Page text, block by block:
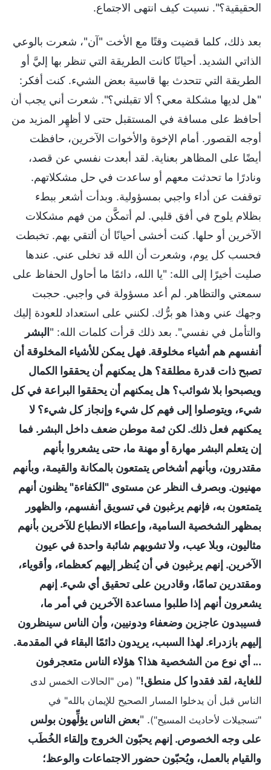
الحقيقية؟". نسيت كيف انتهى الاجتماع.
بعد ذلك، كلما قضيت وقتًا مع الأخت "آن"، شعرت بالوعي
الذاتي الشديد. أحيانًا كانت الطريقة التي تنظر بها إليَّ أو
الطريقة التي تتحدث بها قاسية بعض الشيء. كنت أفكر:
"هل لديها مشكلة معي؟ ألا تقبلني؟". شعرت أني يجب أن
أحافظ على مسافة في المستقبل حتى لا أظهِر المزيد من
أوجه القصور. أمام الإخوة والأخوات الآخرين، حافظت
أيضًا على المظاهر بعناية. لقد أبعدت نفسي عن قصد،
ونادرًا ما تحدثت معهم أو ساعدت في حل مشكلاتهم.
توقفت عن أداء واجبي بمسؤولية. وبدأت أشعر ببطء
بظلام يلوح في أفق قلبي. لم أتمكَّن من فهم مشكلات
الآخرين أو حلها. كنت أخشى أحيانًا أن ألتقي بهم. تخبطت
فحسب كل يوم، وشعرت أن الله قد تخلى عني. عندها
صليت أخيرًا إلى الله: "يا الله، دائمًا ما أحاول الحفاظ على
سمعتي والتظاهر. لم أعد مسؤولة في واجبي. حجبت
وجهك عني وهذا هو برُّك. لكنني على استعداد للعودة إليك
والتأمل في نفسي". بعد ذلك قرأت كلمات الله: "البشر
أنفسهم هم أشياء مخلوقة. فهل يمكن للأشياء المخلوقة أن
تصبح ذات قدرة مطلقة؟ هل يمكنهم أن يحققوا الكمال
ويصبحوا بلا شوائب؟ هل يمكنهم أن يحققوا البراعة في كل
شيء، ويتوصلوا إلى فهم كل شيء وإنجاز كل شيء؟ لا
يمكنهم فعل ذلك. لكن ثمة موطن ضعف داخل البشر. فما
إن يتعلم البشر مهارة أو مهنة ما، حتى يشعروا بأنهم
مقتدرون، وبأنهم أشخاص يتمتعون بالمكانة والقيمة، وبأنهم
مهنيون. وبصرف النظر عن مستوى "الكفاءة" يظنون أنهم
يتمتعون به، فإنهم يرغبون في تسويق أنفسهم، والظهور
بمظهر الشخصية السامية، وإعطاء الانطباع للآخرين بأنهم
مثاليون، وبلا عيب، ولا تشوبهم شائبة واحدة في عيون
الآخرين. إنهم يرغبون في أن يُنظر إليهم كعظماء، وأقوياء،
ومقتدرين تمامًا، وقادرين على تحقيق أي شيء. إنهم
يشعرون أنهم إذا طلبوا مساعدة الآخرين في أمر ما،
فسيبدون عاجزين وضعفاء ودونيين، وأن الناس سينظرون
إليهم بازدراء. لهذا السبب، يريدون دائمًا البقاء في المقدمة.
... أي نوع من الشخصية هذا؟ هؤلاء الناس متعجرفون
للغاية، لقد فقدوا كل منطق!" (من "الحالات الخمس لدى
الناس قبل أن يدخلوا المسار الصحيح للإيمان بالله" في
"تسجيلات لأحاديث المسيح"). "بعض الناس يؤلِّهون بولس
على وجه الخصوص. إنهم يحبّون الخروج وإلقاء الخُطَب
والقيام بالعمل، ويُحبّون حضور الاجتماعات والوعظ؛